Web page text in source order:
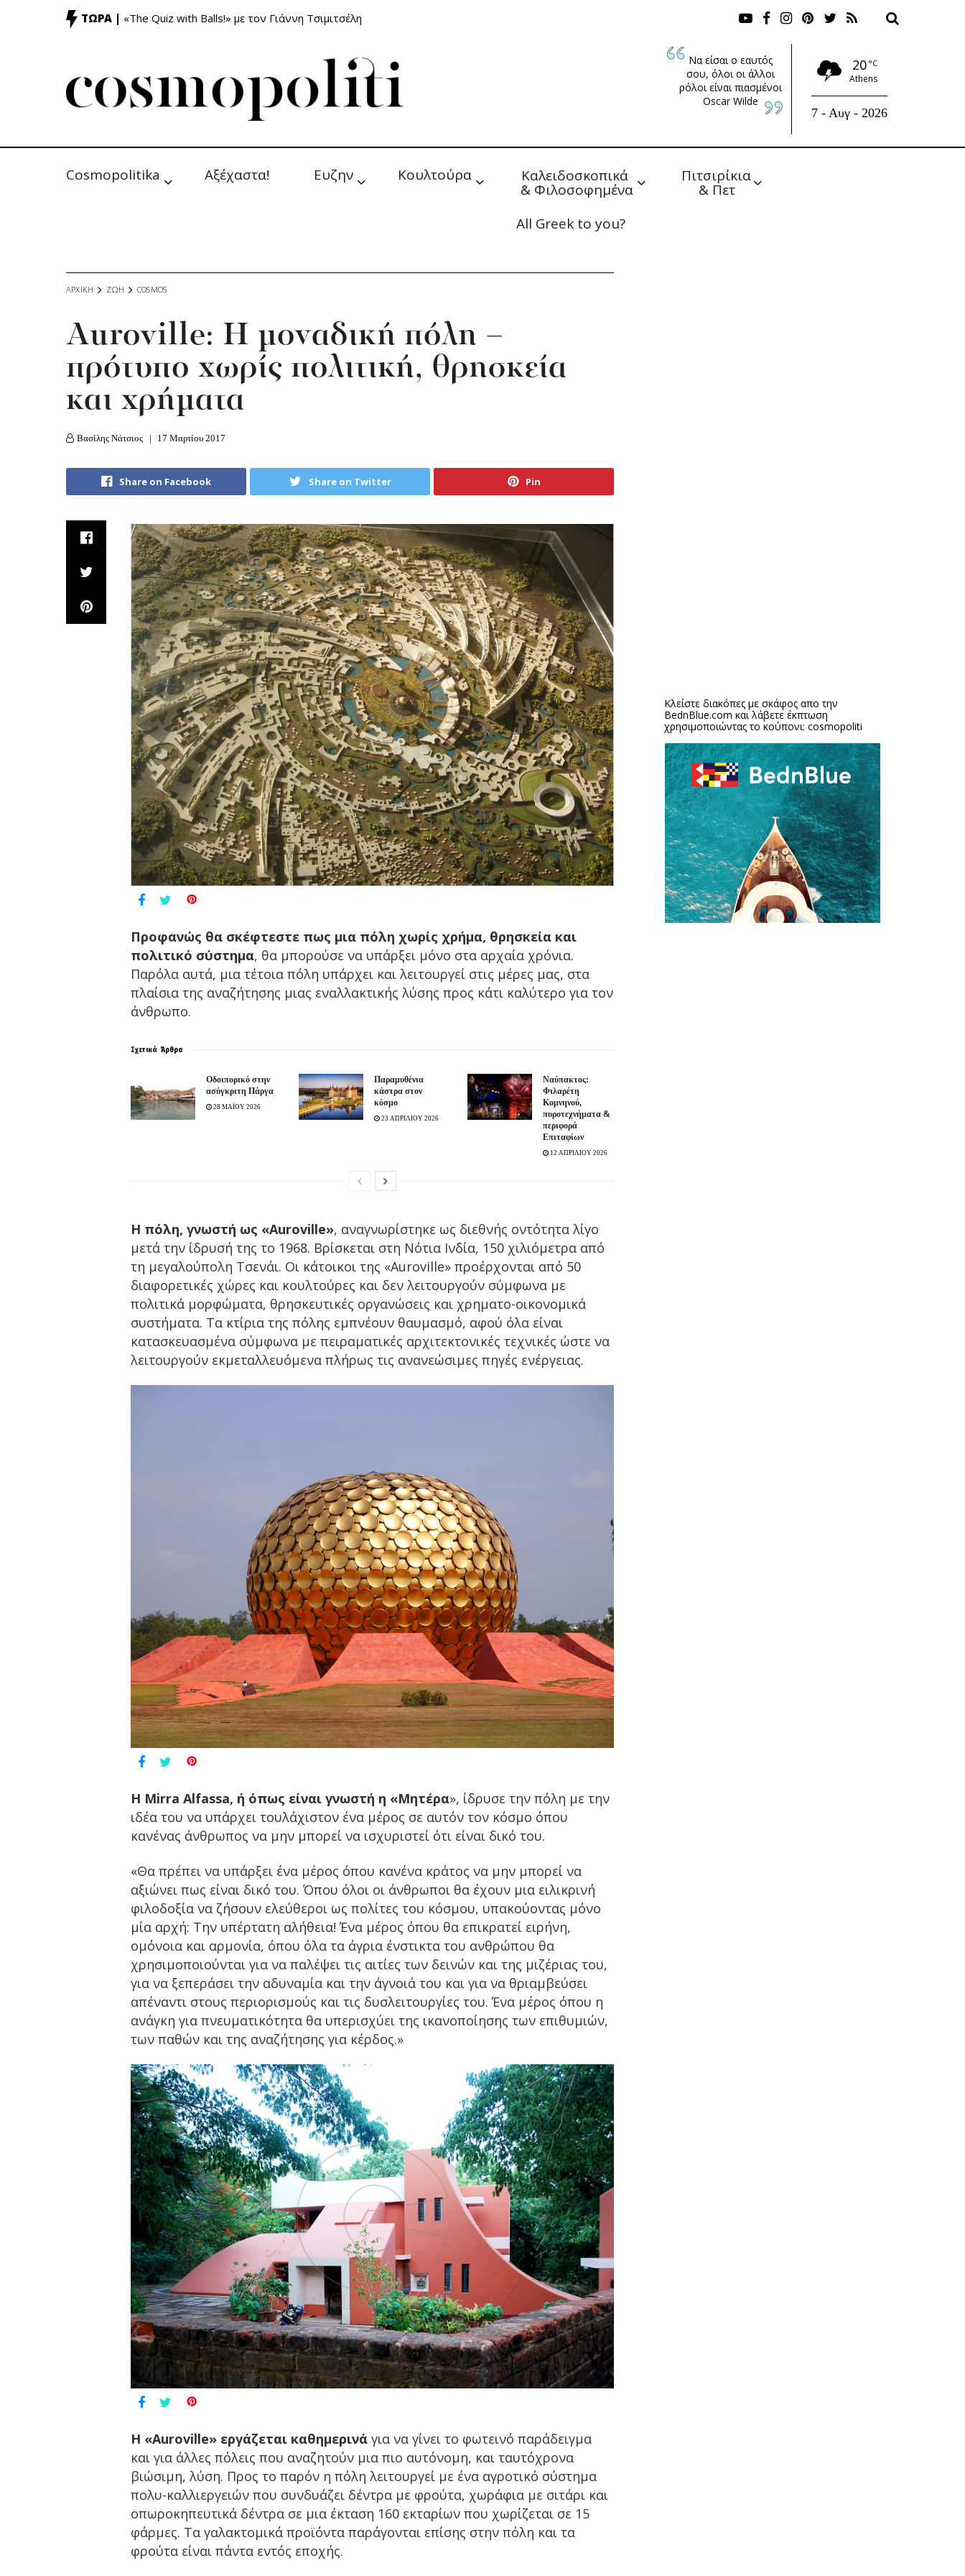
ΤΩΡΑ | «The Quiz with Balls!» με τον Γιάννη Τσιμιτσέλη
Να είσαι ο εαυτός
σου, όλοι οι άλλοι
ρόλοι είναι πιασμένοι
Oscar Wilde
20 °C
Athens
7 - Αυγ - 2026
Cosmopolitika Αξέχαστα! Ευζην Κουλτούρα Καλειδοσκοπικά
& Φιλοσοφημένα
Πιτσιρίκια
& Πετ
All Greek to you?
ΑΡΧΙΚΗ ΖΩΗ COSMOS
Auroville: Η μοναδική πόλη –
πρότυπο χωρίς πολιτική, θρησκεία
και χρήματα
Βασίλης Νάτσιος 17 Μαρτίου 2017
Share on Facebook Share on Twitter Pin
Προφανώς θα σκέφτεστε πως μια πόλη χωρίς χρήμα, θρησκεία και
πολιτικό σύστημα, θα μπορούσε να υπάρξει μόνο στα αρχαία χρόνια.
Παρόλα αυτά, μια τέτοια πόλη υπάρχει και λειτουργεί στις μέρες μας, στα
πλαίσια της αναζήτησης μιας εναλλακτικής λύσης προς κάτι καλύτερο για τον
άνθρωπο.
Σχετικά Άρθρα
Οδοιπορικό στην
ασύγκριτη Πάργα
28 ΜΑΪΟΥ 2026
Παραμυθένια
κάστρα στον
κόσμο
23 ΑΠΡΙΛΙΟΥ 2026
Ναύπακτος:
Φιλαρέτη
Κομνηνού,
πυροτεχνήματα &
περιφορά
Επιταφίων
12 ΑΠΡΙΛΙΟΥ 2026
Η πόλη, γνωστή ως «Auroville», αναγνωρίστηκε ως διεθνής οντότητα λίγο
μετά την ίδρυσή της το 1968. Βρίσκεται στη Νότια Ινδία, 150 χιλιόμετρα από
τη μεγαλούπολη Τσενάι. Οι κάτοικοι της «Auroville» προέρχονται από 50
διαφορετικές χώρες και κουλτούρες και δεν λειτουργούν σύμφωνα με
πολιτικά μορφώματα, θρησκευτικές οργανώσεις και χρηματο-οικονομικά
συστήματα. Τα κτίρια της πόλης εμπνέουν θαυμασμό, αφού όλα είναι
κατασκευασμένα σύμφωνα με πειραματικές αρχιτεκτονικές τεχνικές ώστε να
λειτουργούν εκμεταλλευόμενα πλήρως τις ανανεώσιμες πηγές ενέργειας.
Η Mirra Alfassa, ή όπως είναι γνωστή η «Μητέρα», ίδρυσε την πόλη με την
ιδέα του να υπάρχει τουλάχιστον ένα μέρος σε αυτόν τον κόσμο όπου
κανένας άνθρωπος να μην μπορεί να ισχυριστεί ότι είναι δικό του.
«Θα πρέπει να υπάρξει ένα μέρος όπου κανένα κράτος να μην μπορεί να
αξιώνει πως είναι δικό του. Όπου όλοι οι άνθρωποι θα έχουν μια ειλικρινή
φιλοδοξία να ζήσουν ελεύθεροι ως πολίτες του κόσμου, υπακούοντας μόνο
μία αρχή: Την υπέρτατη αλήθεια! Ένα μέρος όπου θα επικρατεί ειρήνη,
ομόνοια και αρμονία, όπου όλα τα άγρια ένστικτα του ανθρώπου θα
χρησιμοποιούνται για να παλέψει τις αιτίες των δεινών και της μιζέριας του,
για να ξεπεράσει την αδυναμία και την άγνοιά του και για να θριαμβεύσει
απέναντι στους περιορισμούς και τις δυσλειτουργίες του. Ένα μέρος όπου η
ανάγκη για πνευματικότητα θα υπερισχύει της ικανοποίησης των επιθυμιών,
των παθών και της αναζήτησης για κέρδος.»
Η «Auroville» εργάζεται καθημερινά για να γίνει το φωτεινό παράδειγμα
και για άλλες πόλεις που αναζητούν μια πιο αυτόνομη, και ταυτόχρονα
βιώσιμη, λύση. Προς το παρόν η πόλη λειτουργεί με ένα αγροτικό σύστημα
πολυ-καλλιεργειών που συνδυάζει δέντρα με φρούτα, χωράφια με σιτάρι και
οπωροκηπευτικά δέντρα σε μια έκταση 160 εκταρίων που χωρίζεται σε 15
φάρμες. Τα γαλακτομικά προϊόντα παράγονται επίσης στην πόλη και τα
φρούτα είναι πάντα εντός εποχής.
Κλείστε διακόπες με σκάφος απο την
BednBlue.com και λάβετε έκπτωση
χρησιμοποιώντας το κούπονι: cosmopoliti